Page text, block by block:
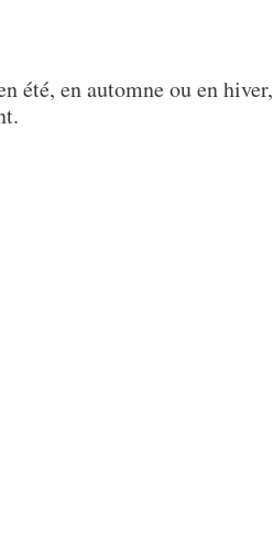
été, en automne ou en hiver,